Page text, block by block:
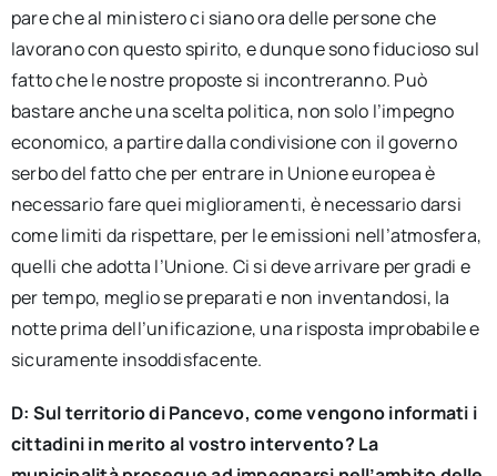
pare che al ministero ci siano ora delle persone che
lavorano con questo spirito, e dunque sono fiducioso sul
fatto che le nostre proposte si incontreranno. Può
bastare anche una scelta politica, non solo l’impegno
economico, a partire dalla condivisione con il governo
serbo del fatto che per entrare in Unione europea è
necessario fare quei miglioramenti, è necessario darsi
come limiti da rispettare, per le emissioni nell’atmosfera,
quelli che adotta l’Unione. Ci si deve arrivare per gradi e
per tempo, meglio se preparati e non inventandosi, la
notte prima dell’unificazione, una risposta improbabile e
sicuramente insoddisfacente.
D: Sul territorio di Pancevo, come vengono informati i
cittadini in merito al vostro intervento? La